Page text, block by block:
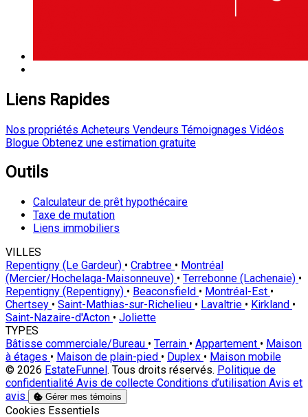
Liens Rapides
Nos propriétés Acheteurs Vendeurs Témoignages Vidéos
Blogue Obtenez une estimation gratuite
Outils
Calculateur de prêt hypothécaire
Taxe de mutation
Liens immobiliers
VILLES
Repentigny (Le Gardeur) • Crabtree • Montréal
(Mercier/Hochelaga-Maisonneuve) • Terrebonne (Lachenaie) •
Repentigny (Repentigny) • Beaconsfield • Montréal-Est •
Chertsey • Saint-Mathias-sur-Richelieu • Lavaltrie • Kirkland •
Saint-Nazaire-d'Acton • Joliette
TYPES
Bâtisse commerciale/Bureau • Terrain • Appartement • Maison
à étages • Maison de plain-pied • Duplex • Maison mobile
© 2026 EstateFunnel . Tous droits réservés. Politique de
confidentialité Avis de collecte Conditions d’utilisation Avis et
avis
Gérer mes témoins
Activer
Cookies Essentiels